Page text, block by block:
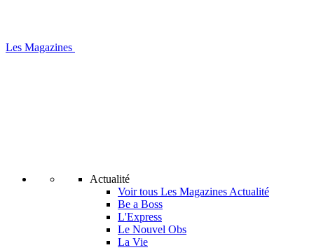
Les Magazines
Actualité
Voir tous Les Magazines Actualité
Be a Boss
L'Express
Le Nouvel Obs
La Vie